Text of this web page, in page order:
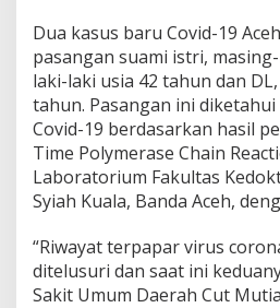
Dua kasus baru Covid-19
pasangan suami istri,
laki-laki usia 42 tahun dan
tahun. Pasangan ini
Covid-19 berdasarkan hasil
Time Polymerase Chain
Laboratorium Fakultas
Syiah Kuala, Banda Aceh,
“Riwayat terpapar virus
ditelusuri dan saat ini
Sakit Umum Daerah Cut